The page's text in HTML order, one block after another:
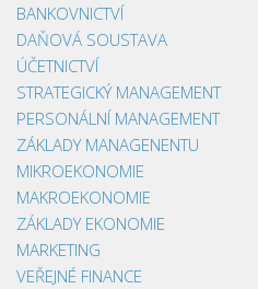
BANKOVNICTVÍ
DAŇOVÁ SOUSTAVA
ÚČETNICTVÍ
STRATEGICKÝ MANAGEMENT
PERSONÁLNÍ MANAGEMENT
ZÁKLADY MANAGENENTU
MIKROEKONOMIE
MAKROEKONOMIE
ZÁKLADY EKONOMIE
MARKETING
VEŘEJNÉ FINANCE